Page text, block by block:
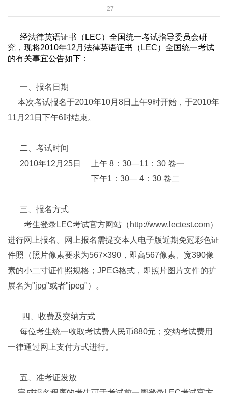
27
经法律英语证书（ LEC）全国统一考试指导委员会研
究，现将2010年12 月法律英语证书（ LEC）全国统一考试
的有关事宜公告如下：
一、报名日期
本次考试报名于2010年10月 8日上午9时开始，于2010年
11 月 21 日下午6时结束。
二、考试时间
2010年12 月 25日 上午 8 ： 30—11 ： 30 卷一
下午1 ： 30— 4 ： 30 卷二
三、报名方式
考生登录LEC考试官方网站（ http://www.lectest.com）
进行网上报名。网上报名需提交本人电子版近期免冠彩色证
件照（照片像素要求为567×390 ，即高567像素、宽390像
素的小二寸证件照规格； JPEG格式，即照片图片文件的扩
展名为"jpg"或者"jpeg"）。
四、收费及交纳方式
每位考生统一收取考试费人民币880元；交纳考试费用
一律通过网上支付方式进行。
五、准考证发放